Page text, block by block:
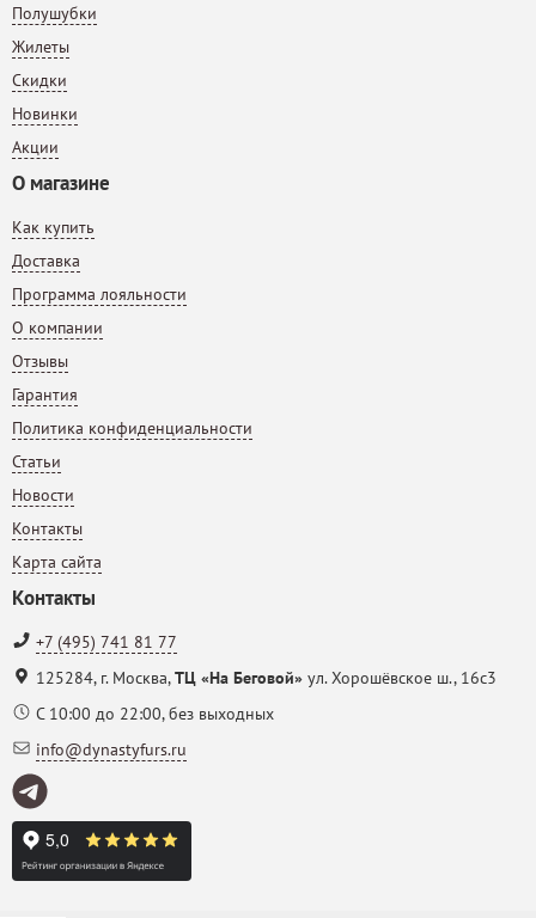
Полушубки
Жилеты
Скидки
Новинки
Акции
О магазине
Как купить
Доставка
Программа лояльности
О компании
Отзывы
Гарантия
Политика конфиденциальности
Статьи
Новости
Контакты
Карта сайта
Контакты
+7 (495) 741 81 77
125284, г. Москва,ТЦ «На Беговой» ул. Хорошёвское ш., 16с3
С 10:00 до 22:00, без выходных
info@dynastyfurs.ru